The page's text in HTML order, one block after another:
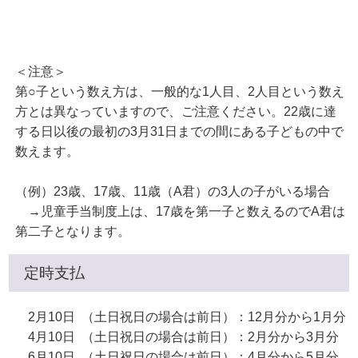
＜注意＞
第○子という数え方は、一般的な1人目、2人目という数え
方とは異なっていますので、ご注意ください。22歳に達
する日以後の最初の3月31日までの間にある子どもの中で
数えます。
（例）23歳、17歳、11歳（A君）の3人の子がいる場合
→児童手当制度上は、17歳を第一子と数えるのでA君は
第二子となります。
定時支払
2月10日 （土日祝日の場合は前日）：12月分から1月分
4月10日 （土日祝日の場合は前日）：2月分から3月分